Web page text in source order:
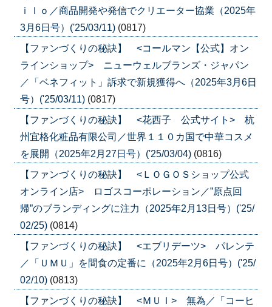
ｉｌｏ／商品開発や発信でクリエーター協業（2025年
3月6日号）('25/03/11) (0817)
【ファンづくりの秘訣】 <コールマン【公式】オン
ラインショップ> ニューウェルブランズ・ジャパン
／「ベネフィット」訴求で新規獲得へ（2025年3月6日
号）('25/03/11) (0817)
【ファンづくりの秘訣】 <花西子 公式サイト> 杭
州宜格化粧品有限公司／世界１１０カ国で中華コスメ
を展開（2025年2月27日号）('25/03/04) (0816)
【ファンづくりの秘訣】 <ＬＯＧＯＳショップ公式
オンライン店> ロゴスコーポレーション／”原点回
帰”のブランディングに注力（2025年2月13日号）('25/
02/25) (0814)
【ファンづくりの秘訣】 <エブリデーツ> パレンテ
／「ＵＭＵ」を間食の定番に（2025年2月6日号）('25/
02/10) (0813)
【ファンづくりの秘訣】 <ＭＵＩ> 無為／「コーヒ